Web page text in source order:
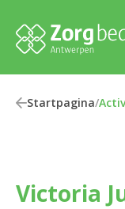
Startpagina/
Victoria